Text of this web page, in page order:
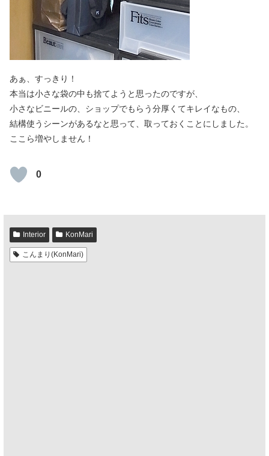
あぁ、すっきり！
本当は小さな袋の中も捨てようと思ったのですが、
小さなビニールの、ショップでもらう分厚くてキレイなもの、
結構使うシーンがあるなと思って、取っておくことにしました。
ここら増やしません！
0
Interior KonMari
こんまり(KonMari)